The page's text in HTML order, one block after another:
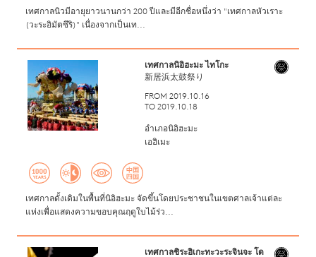
เทศกาลนิวมีอายุยาวนานกว่า 200 ปีและมีอีกชื่อหนึ่งว่า "เทศกาลหัวเราะ
(วะระอิมัตซึริ)" เนื่องจากเป็นเท...
เทศกาลนิอิฮะมะ ไทโกะ
新居浜太鼓祭り
FROM 2019.10.16
TO 2019.10.18
อำเภอนิอิฮะมะ
เอฮิเมะ
เทศกาลดั้งเดิมในพื้นที่นิอิฮะมะ จัดขึ้นโดยประชาชนในเขตศาลเจ้าแต่ละ
แห่งเพื่อแสดงความขอบคุณฤดูใบไม้ร่ว...
เทศกาลชิระฮิเกะทะวะระจินจะ โด